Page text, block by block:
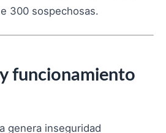
300 sospechosas.
y funcionamiento
genera inseguridad